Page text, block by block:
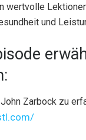
wertvolle
und
Zarbock zu